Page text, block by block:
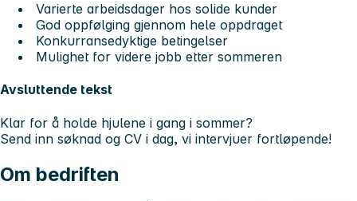
Varierte arbeidsdager hos solide kunder
God oppfølging gjennom hele oppdraget
Konkurransedyktige betingelser
Mulighet for videre jobb etter sommeren
Avsluttende tekst
Klar for å holde hjulene i gang i sommer?
Send inn søknad og CV i dag, vi intervjuer fortløpende!
Om bedriften